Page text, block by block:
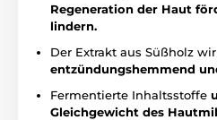
Regeneration der Haut
lindern.
Der Extrakt aus Süßholz
entzündungshemmend
Fermentierte Inhaltsstoffe
Gleichgewicht des